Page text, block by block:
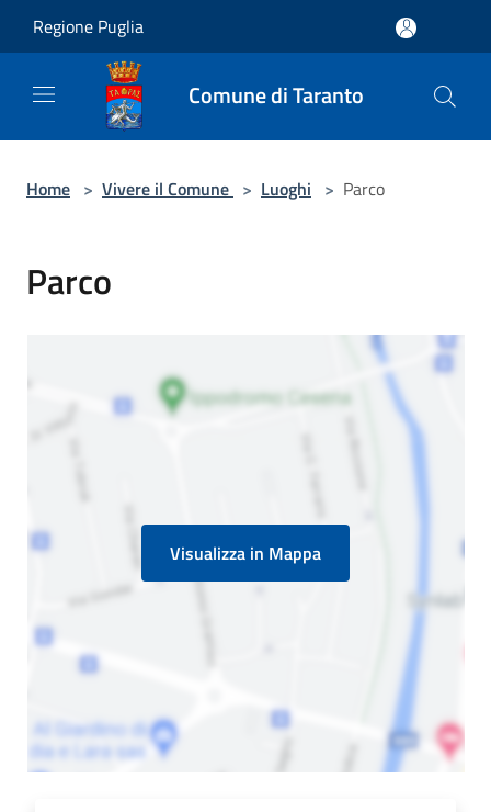
Regione Puglia
Comune di Taranto
Home > Vivere il Comune > Luoghi > Parco
Parco
Visualizza in Mappa